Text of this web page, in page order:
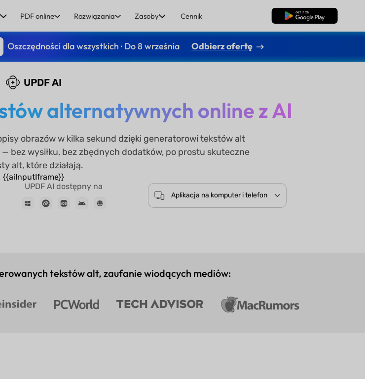
PDF online Rozwiązania Zasoby Cennik Pobierz za darmo
Oszczędności dla wszystkich · Do 8 września Odbierz ofertę
UPDF AI
alternatywnych online z AI
obrazów w kilka sekund dzięki generatorowi tekstów alt
bez wysiłku, bez zbędnych dodatków, po prostu skuteczne
alt, które działają.
{{aiInputIframe}}
UPDF AI dostępny na
Aplikacja na komputer i telefon
tekstów alt, zaufanie wiodących mediów: